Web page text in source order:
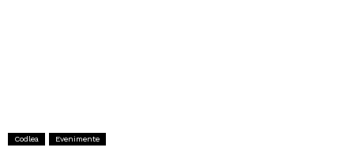
Codlea Evenimente